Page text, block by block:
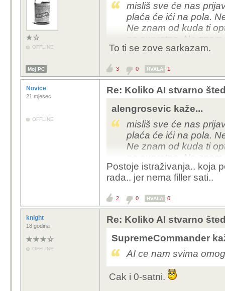
OFFLINE
misliš sve će nas
plaća će ići na pola.
Ne znam od kuda ti
na suprotno. Ne
posao postojećim
To ti se zove sarkazam.
Moj PC 3 0 HVALA 1
Novice
21 mjesec
OFFLINE
Re: Koliko AI stvarno
alengrosevic kaže...
misliš sve će nas
plaća će ići na pola.
Ne znam od kuda ti
na suprotno. Ne
posao postojećim
plaću. Ne kužim tu
Postoje istraživanja.. koja
rada.. jer nema filler sati..
2 0 HVALA 0
knight
18 godina
OFFLINE
Re: Koliko AI stvarno
SupremeCommander
AI ce nam svima
Cak i 0-satni.